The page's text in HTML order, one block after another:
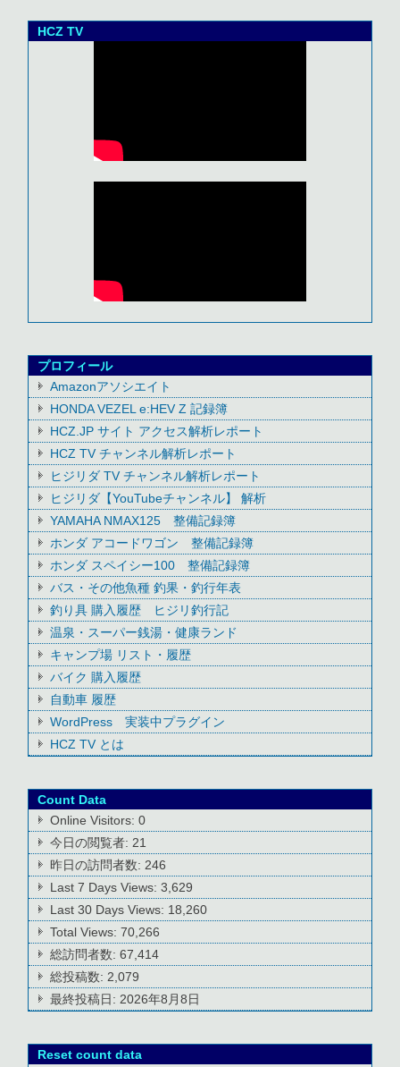
HCZ TV
プロフィール
Amazonアソシエイト
HONDA VEZEL e:HEV Z 記録簿
HCZ.JP サイト アクセス解析レポート
HCZ TV チャンネル解析レポート
ヒジリダ TV チャンネル解析レポート
ヒジリダ【YouTubeチャンネル】 解析
YAMAHA NMAX125 整備記録簿
ホンダ アコードワゴン 整備記録簿
ホンダ スペイシー100 整備記録簿
バス・その他魚種 釣果・釣行年表
釣り具 購入履歴 ヒジリ釣行記
温泉・スーパー銭湯・健康ランド
キャンプ場 リスト・履歴
バイク 購入履歴
自動車 履歴
WordPress 実装中プラグイン
HCZ TV とは
Count Data
Online Visitors:0
今日の閲覧者: 21
昨日の訪問者数: 246
Last 7 Days Views:3,629
Last 30 Days Views: 18,260
Total Views:70,266
総訪問者数:67,414
総投稿数: 2,079
最終投稿日: 2026年8月8日
Reset count data